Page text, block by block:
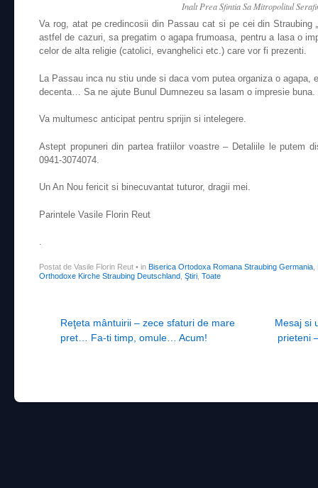
Inalt Prea Sfintia Sa Mitropolitul
Va rog, atat pe credincosii din Passau cat si pe cei din Straubing
astfel de cazuri, sa pregatim o agapa frumoasa, pentru a lasa o
celor de alta religie (catolici, evanghelici etc.) care vor fi prezenti.
La Passau inca nu stiu unde si daca vom putea organiza o agapa,
decenta… Sa ne ajute Bunul Dumnezeu sa lasam o impresie buna.
Va multumesc anticipat pentru sprijin si intelegere.
Astept propuneri din partea fratiilor voastre – Detaliile le putem
0941-3074074.
Un An Nou fericit si binecuvantat tuturor, dragii mei.
Parintele Vasile Florin Reut
.
Postat de Vasile Florin Reut • in Biserica Ortodoxa Romana Straubing Germania
Orthodoxe Kirche Straubing Deutschland Ştiri Toate
Post navigation
Reţeta mântuirii – zece sfaturi de mare
pret… Fa-ti timp, omule… Acum!
Mesaj si
prieteni